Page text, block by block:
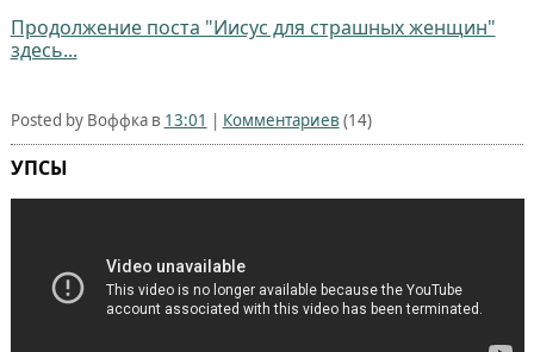
Продолжение поста "Иисус для страшных женщин"
здесь...
Posted by Воффка в 13:01 | Комментариев (14)
УПСЫ